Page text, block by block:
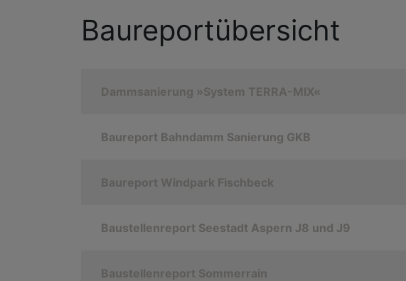
Baureportübersicht
Dammsanierung »System TERRA-MIX«
Baureport Bahndamm Sanierung GKB
Baureport Windpark Fischbeck
Baustellenreport Seestadt Aspern J8 und J9
Baustellenreport Sommerrain